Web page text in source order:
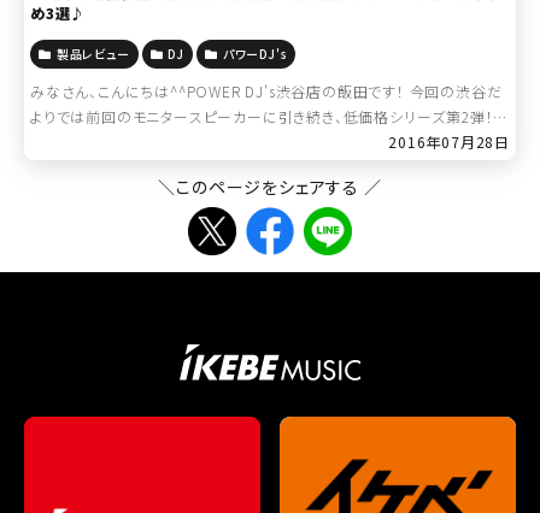
め3選♪
製品レビュー DJ パワーDJ's
みなさん、こんにちは^^POWER DJ’s渋谷店の飯田です！ 今回の渋谷だ
よりでは前回のモニタースピーカーに引き続き、低価格シリーズ第2弾！5
万円台までのDJミキサーをご紹介します^^ 最近のDJ機材の流れとして
は、P […]
2016年07月28日
＼このページをシェアする ／